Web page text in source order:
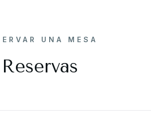
UNA MESA
Reservas